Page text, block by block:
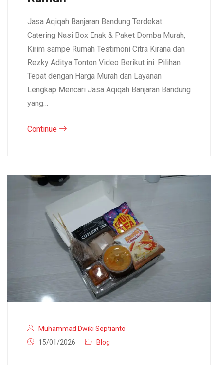
Jasa Aqiqah Banjaran Bandung Terdekat:
Catering Nasi Box Enak & Paket Domba Murah,
Kirim sampe Rumah Testimoni Citra Kirana dan
Rezky Aditya Tonton Video Berikut ini: Pilihan
Tepat dengan Harga Murah dan Layanan
Lengkap Mencari Jasa Aqiqah Banjaran Bandung
yang…
Continue
Muhammad Dwiki Septianto
15/01/2026
Blog